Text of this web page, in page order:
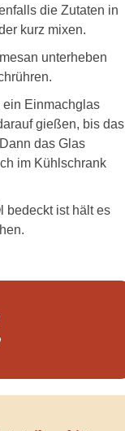
die Zutaten in
kurz mixen.
unterheben
Einmachglas
gießen, bis das
das Glas
im Kühlschrank
bedeckt ist hält es